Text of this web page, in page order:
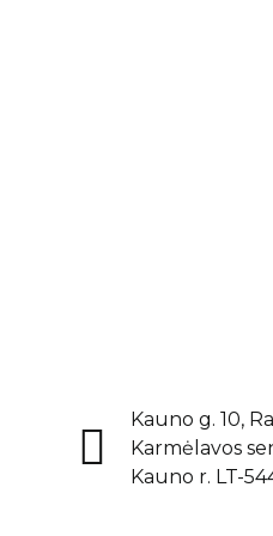
Kauno g. 10,
Karmėlavos
Kauno r. LT-